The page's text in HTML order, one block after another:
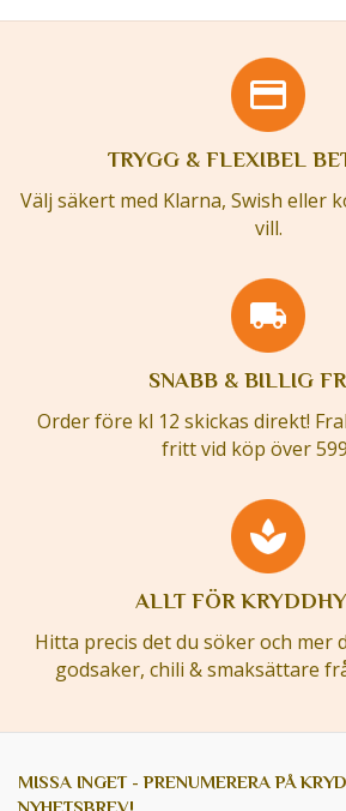
TRYGG & FLEXIBEL
Välj säkert med Klarna, Swish eller
vill.
SNABB & BILLIG
Order före kl 12 skickas direkt!
fritt vid köp över
ALLT FÖR
Hitta precis det du söker och mer
godsaker, chili & smaksättare
MISSA INGET - PRENUMERERA PÅ
NYHETSBREV!